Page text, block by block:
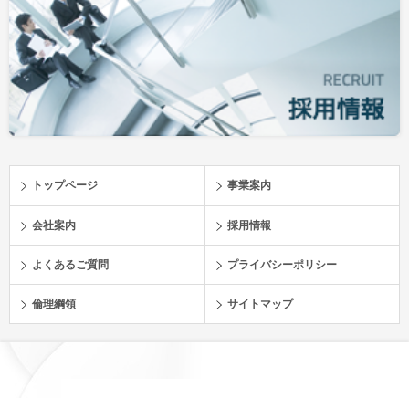
トップページ 事業案内
会社案内 採用情報
よくあるご質問 プライバシーポリシー
倫理綱領 サイトマップ